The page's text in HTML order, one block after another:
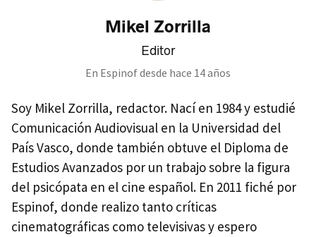
Mikel Zorrilla
Editor
En Espinof desde hace 14 años
Soy Mikel Zorrilla, redactor. Nací en 1984 y estudié
Comunicación Audiovisual en la Universidad del
País Vasco, donde también obtuve el Diploma de
Estudios Avanzados por un trabajo sobre la figura
del psicópata en el cine español. En 2011 fiché por
Espinof, donde realizo tanto críticas
cinematográficas como televisivas y espero